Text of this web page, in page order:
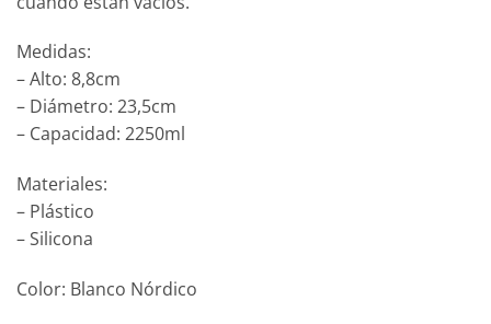
Medidas:
– Alto: 8,8cm
– Diámetro: 23,5cm
– Capacidad: 2250ml
Materiales:
– Plástico
– Silicona
Color: Blanco Nórdico